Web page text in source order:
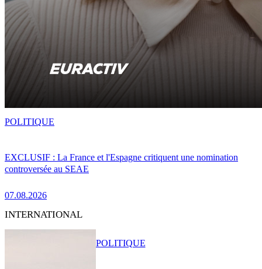
EXCLUSIF : La France et l'Espagne critiquent une nomination
controversée au SEAE
07.08.2026
POLITIQUE
INTERNATIONAL
POLITIQUE